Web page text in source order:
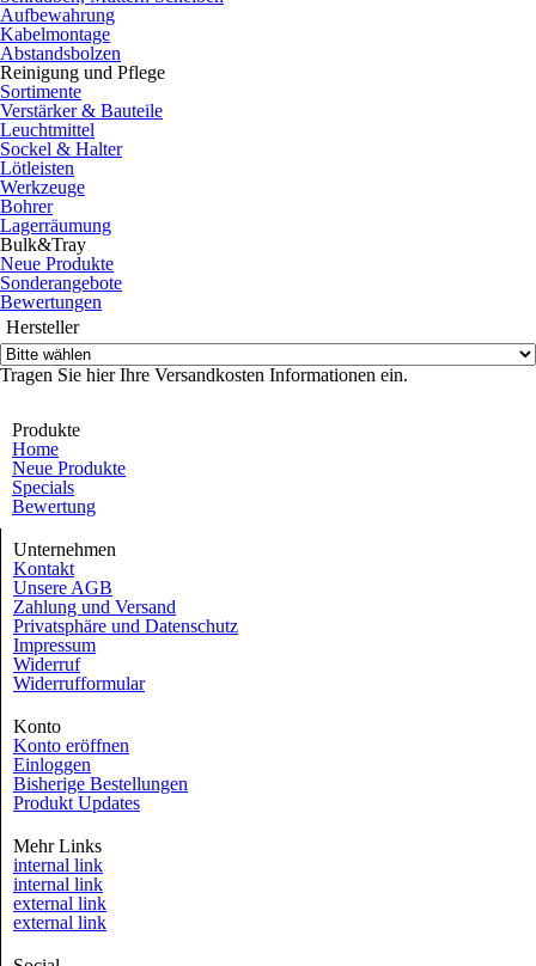
Aufbewahrung
Kabelmontage
Abstandsbolzen
Reinigung und Pflege
Sortimente
Verstärker & Bauteile
Leuchtmittel
Sockel & Halter
Lötleisten
Werkzeuge
Bohrer
Lagerräumung
Bulk&Tray
Neue Produkte
Sonderangebote
Bewertungen
Hersteller
Tragen Sie hier Ihre Versandkosten Informationen ein.
Produkte
Home
Neue Produkte
Specials
Bewertung
Unternehmen
Kontakt
Unsere AGB
Zahlung und Versand
Privatsphäre und Datenschutz
Impressum
Widerruf
Widerrufformular
Konto
Konto eröffnen
Einloggen
Bisherige Bestellungen
Produkt Updates
Mehr Links
internal link
internal link
external link
external link